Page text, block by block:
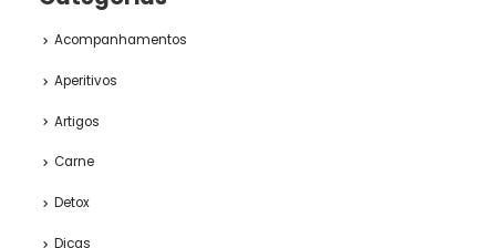
Acompanhamentos
Aperitivos
Artigos
Carne
Detox
Dicas